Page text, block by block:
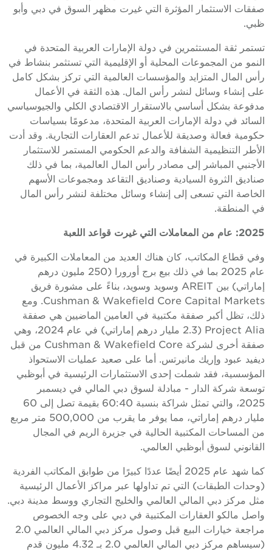
صفقات الاستثمار المؤثرة التي غيرت مظهر السوق في دبي وأبو
ظبي.
تستمر ثقة المستثمرين في دولة الإمارات العربية المتحدة في
النمو من المجموعات المحلية أو الإقليمية التي تستثمر بنشاط في
رأس المال المتزايد والمؤسسات العالمية التي تركز بشكل كامل
على إنشاء وسائل لنشر رأس المال. هذه الثقة في الأعمال
مدفوعة بشكل أساسي بالاستقرار الاقتصادي الكلي والجيوسياسي
السائد في دولة الإمارات العربية المتحدة، مدعومًا بسياسات
حكومية فعالة وصديقة للأعمال تدعم العقارات التجارية. وقد أدت
الأطر التنظيمية الشفافة والدعم الحكومي المستمر للاستثمار
الأجنبي المباشر إلى مصادر رأس المال العالمية، بما في ذلك
صناديق الثروة السيادية وصناديق التقاعد ومجموعات الأسهم
الخاصة التي تسعى إلى إنشاء وسائل مختلفة لنشر رأس المال
في المنطقة.
2025: عام من المعاملات التي غيرت قواعد اللعبة
وفي قطاع المكاتب، كان هناك العديد من المعاملات الكبيرة في
عام 2025 بما في ذلك بيع برج أورورا (250 مليون درهم
إماراتي) بين AREIT وسويد وسويد، بناءً على مشورة فريق
Cushman & Wakefield Core Capital Markets. ومع
ذلك، تظل أكبر صفقة مكتبية في العامين الماضيين هي صفقة
Project Alia (2.3 مليار درهم إماراتي) في عام 2024، وهي
صفقة أخرى لشركة Cushman & Wakefield Core من قبل
ديفيد عبود وإريك مانيرتس. أما على صعيد عمليات الاستحواذ
المؤسسية، فقد شملت إحدى الاستثمارات الرئيسية في أبوظبي
توسعة شركة الدار - مبادلة لسوق دبي المالي في ديسمبر
2025، والتي تمثل شراكة بنسبة 60:40 بقيمة تصل إلى 60
مليار درهم إماراتي، مما يوفر ما يقرب من 500,000 متر مربع
من المساحات المكتبية الحالية في جزيرة الريم في المجال
القانوني لسوق أبوظبي العالمي.
كما شهد عام 2025 أيضًا عددًا كبيرًا من طوابق المكاتب الفردية
(وحدات الطبقات) التي تم تداولها عبر مراكز الأعمال الرئيسية
مثل مركز دبي المالي العالمي والخليج التجاري ووسط مدينة دبي.
واصل مالكو العقارات المكتبية في دبي على وجه الخصوص
مراجعة خيارات البيع قبل وصول مركز دبي المالي العالمي 2.0
(سيساهم مركز دبي المالي العالمي 2.0 بـ 4.32 مليون قدم